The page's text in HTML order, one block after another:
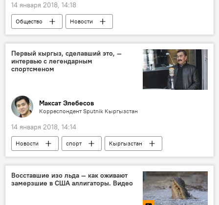
14 января 2018, 14:18
Общество
Новости
Радио Sputnik Кыргызстан
герой
отношения
Россия
Первый кыргыз, сделавший это, —
интервью с легендарным
спортсменом
Максат Элебесов
Корреспондент Sputnik Кыргызстан
14 января 2018, 14:14
Новости спорт
Кыргызстан
Общество
Иссык-Куль
плавание
карьера
Восставшие изо льда — как оживают
замерзшие в США аллигаторы. Видео